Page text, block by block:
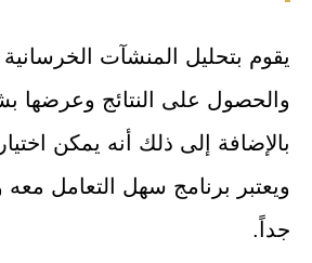
يقوم بتحليل المنشآت الخرسانية
والحصول على النتائج وعرضها
بالإضافة إلى ذلك أنه يمكن
ويعتبر برنامج سهل التعامل معه
جداً.